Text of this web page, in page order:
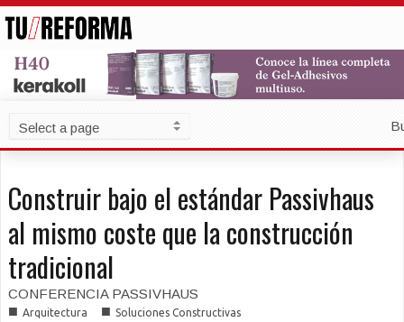
Construir bajo el estándar Passivhaus
al mismo coste que la construcción
tradicional
CONFERENCIA PASSIVHAUS
■ Arquitectura ■ Soluciones Constructivas